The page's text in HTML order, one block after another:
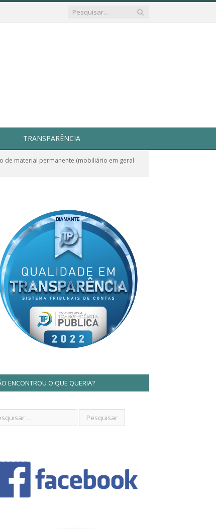
TRANSPARÊNCIA
de material permanente (mobiliário em geral
ENCONTROU O QUE QUERIA?